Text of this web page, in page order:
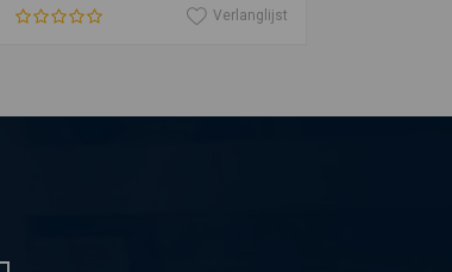
Verlanglijst